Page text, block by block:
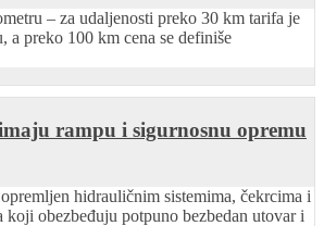
– za udaljenosti preko 30 km tarifa je
a preko 100 km cena se definiše
rampu i sigurnosnu opremu
hidrauličnim sistemima, čekrcima i
koji obezbeđuju potpuno bezbedan utovar i